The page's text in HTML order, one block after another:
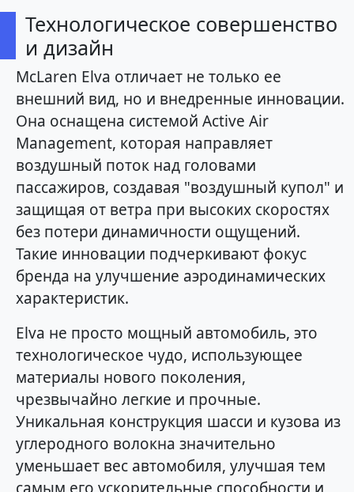
Технологическое совершенство
и дизайн
McLaren Elva отличает не только ее
внешний вид, но и внедренные инновации.
Она оснащена системой Active Air
Management, которая направляет
воздушный поток над головами
пассажиров, создавая "воздушный купол" и
защищая от ветра при высоких скоростях
без потери динамичности ощущений.
Такие инновации подчеркивают фокус
бренда на улучшение аэродинамических
характеристик.
Elva не просто мощный автомобиль, это
технологическое чудо, использующее
материалы нового поколения,
чрезвычайно легкие и прочные.
Уникальная конструкция шасси и кузова из
углеродного волокна значительно
уменьшает вес автомобиля, улучшая тем